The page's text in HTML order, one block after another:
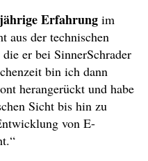
Erfahrung im
aus der technischen
er bei SinnerSchrader
bin ich dann
herangerückt und habe
Sicht bis hin zu
von E-